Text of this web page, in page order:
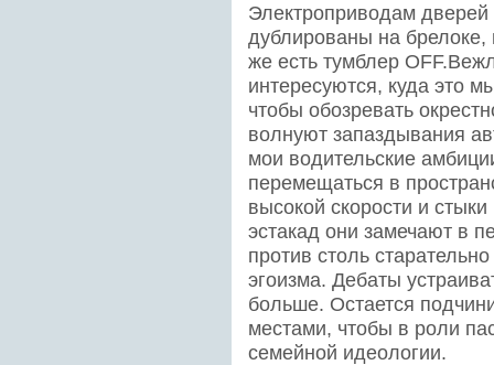
Электроприводам
дублированы на
же есть тумблер
интересуются, куда это
чтобы обозревать
волнуют запаздывания
мои водительские
перемещаться в
высокой скорости и
эстакад они замечают в
против столь
эгоизма. Дебаты
больше. Остается
местами, чтобы в роли
семейной идеологии.